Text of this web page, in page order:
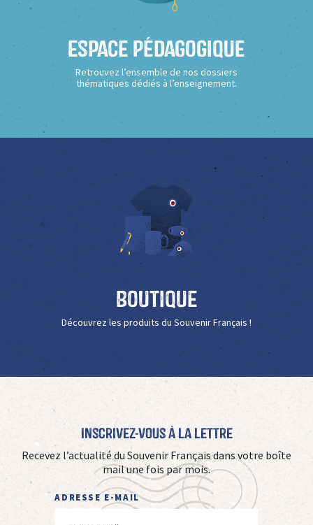
Espace Pédagogique
Retrouvez l’ensemble de nos dossiers
thématiques dédiés à l’enseignement.
Boutique
Découvrez les produits du Souvenir Français !
Inscrivez-vous à La Lettre
Recevez l’actualité du Souvenir Français dans votre boîte
mail une fois par mois.
ADRESSE E-MAIL